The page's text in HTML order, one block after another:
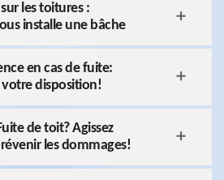
les toitures :
installe une bâche
en cas de fuite:
votre disposition!
de toit? Agissez
les dommages!